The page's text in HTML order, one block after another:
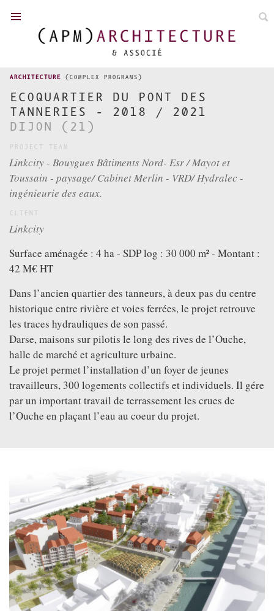
ARCHITECTURE (COMPLEX PROGRAMS)
ECOQUARTIER DU PONT DES
TANNERIES - 2018 / 2021
DIJON (21)
PROJECT TEAM
Linkcity - Bouygues Bâtiments Nord- Esr / Mayot et
Toussain - paysage/ Cabinet Merlin - VRD/ Hydralec -
ingénieurie des eaux.
CLIENT
Linkcity
Surface aménagée : 4 ha - SDP log : 30 000 m² - Montant :
42 M€ HT
Dans l’ancien quartier des tanneurs, à deux pas du centre
historique entre rivière et voies ferrées, le projet retrouve
les traces hydrauliques de son passé.
Darse, maisons sur pilotis le long des rives de l’Ouche,
halle de marché et agriculture urbaine.
Le projet permet l’installation d’un foyer de jeunes
travailleurs, 300 logements collectifs et individuels. Il gére
par un important travail de terrassement les crues de
l’Ouche en plaçant l’eau au coeur du projet.
FR
TOWN PLANNING
NEWS
ACHIEVEMENTS
COMPETITIONS
TEAM
CONTACT
GREATFULL
PUBLICATION
DOWNLOAD
FOLLOW US ONFACEBOOK